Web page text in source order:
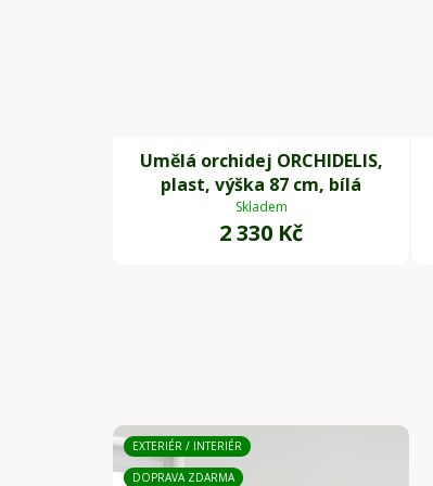
Umělá orchidej ORCHIDELIS,
plast, výška 87 cm, bílá
Skladem
2 330 Kč
EXTERIÉR / INTERIÉR
DOPRAVA ZDARMA